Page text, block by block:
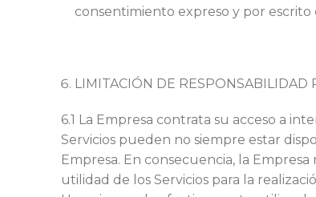
consentimiento expreso y por escrito
LIMITACIÓN DE RESPONSABILIDAD
6.1 La Empresa contrata su acceso a
Servicios pueden no siempre estar
Empresa. En consecuencia, la
utilidad de los Servicios para la